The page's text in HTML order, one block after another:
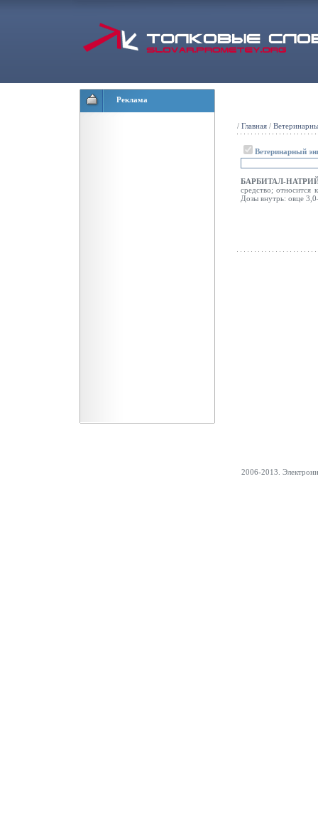
Реклама
/ Главная /
Ветеринарный
БАРБИТАЛ-
средство; относится
Дозы внутрь: овце
2006-2013.